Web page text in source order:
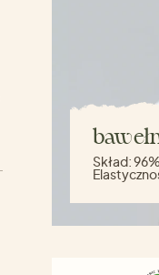
Skład: